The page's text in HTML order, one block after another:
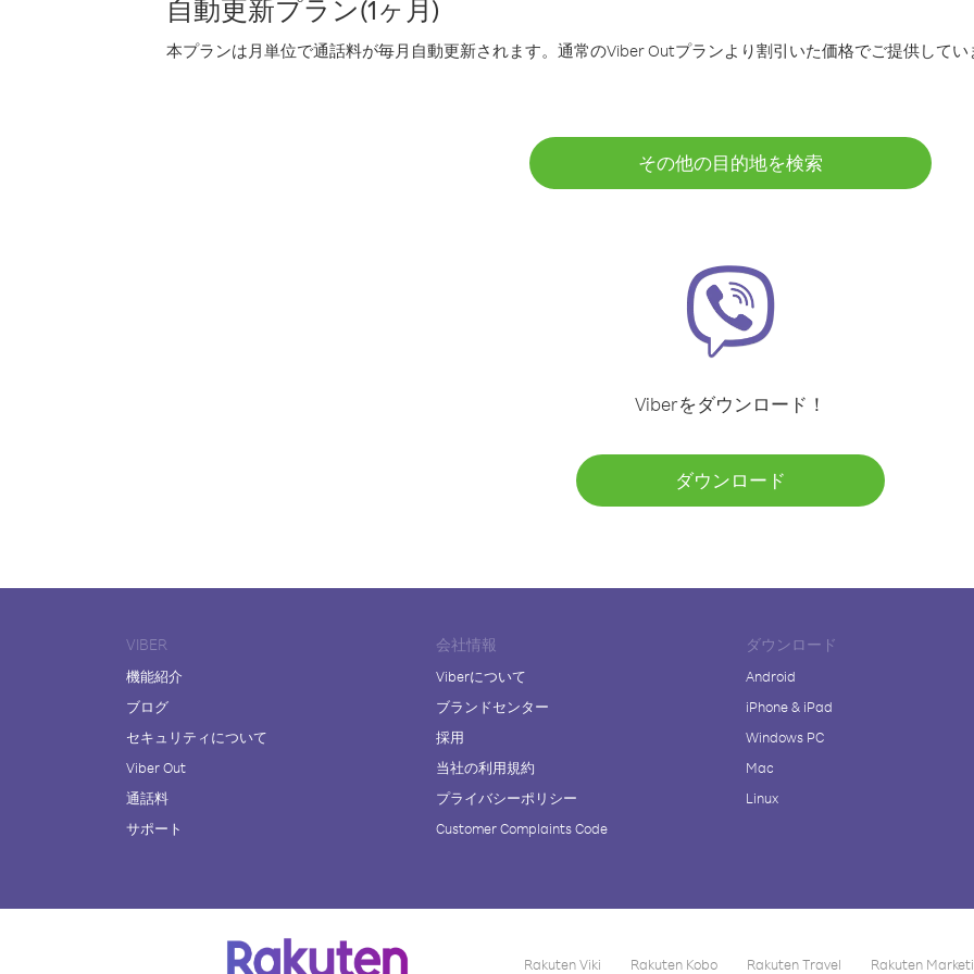
自動更新プラン(1ヶ月)
本プランは月単位で通話料が毎月自動更新されます。通常のViber Outプランより割引いた価格でご提供してい
その他の目的地を検索
Viberをダウンロード！
ダウンロード
VIBER
機能紹介
ブログ
セキュリティについて
Viber Out
通話料
サポート
会社情報
Viberについて
ブランドセンター
採用
当社の利用規約
プライバシーポリシー
Customer Complaints Code
ダウンロード
Android
iPhone & iPad
Windows PC
Mac
Linux
Rakuten Viki Rakuten Kobo Rakuten Travel Rakuten